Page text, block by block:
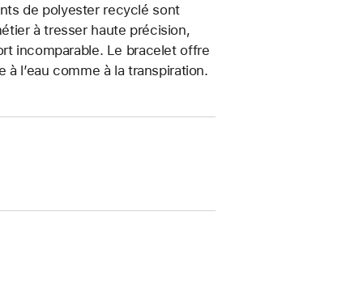
de polyester recyclé sont
à tresser haute précision,
incomparable. Le bracelet offre
l’eau comme à la transpiration.